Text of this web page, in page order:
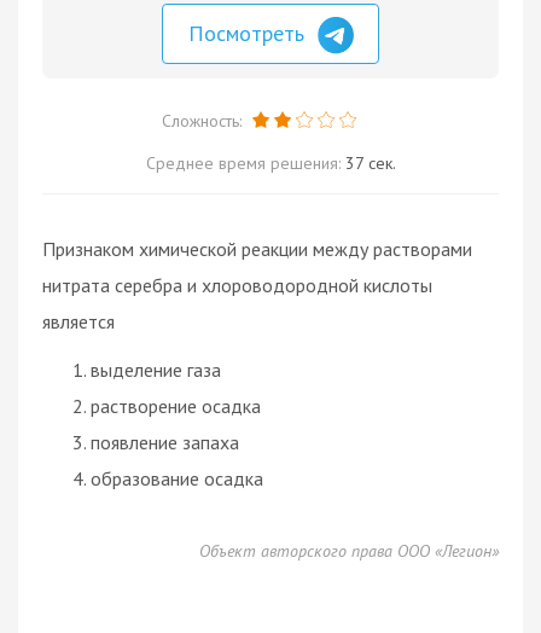
Посмотреть
Сложность:
Среднее время решения: 37 сек.
Признаком химической реакции между растворами
нитрата серебра и хлороводородной кислоты
является
выделение газа
растворение осадка
появление запаха
образование осадка
Объект авторского права ООО «Легион»